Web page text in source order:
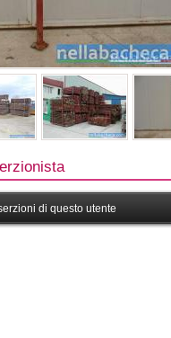
di questo utente